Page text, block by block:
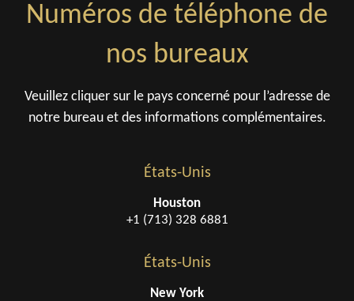
Numéros de téléphone de
nos bureaux
Veuillez cliquer sur le pays concerné pour l’adresse de
notre bureau et des informations complémentaires.
États-Unis
Houston
+1 (713) 328 6881
États-Unis
New York